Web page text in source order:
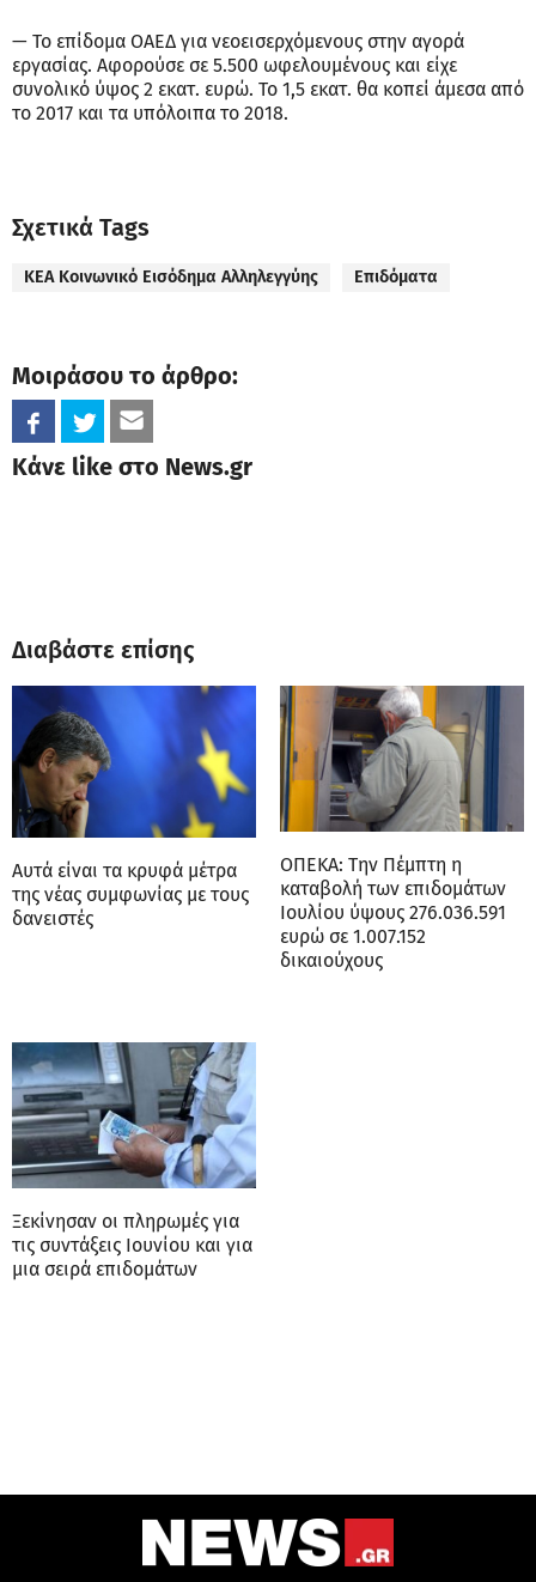
— Το επίδομα ΟΑΕΔ για νεοεισερχόμενους στην αγορά
εργασίας. Αφορούσε σε 5.500 ωφελουμένους και είχε
συνολικό ύψος 2 εκατ. ευρώ. Το 1,5 εκατ. θα κοπεί άμεσα από
το 2017 και τα υπόλοιπα το 2018.
Σχετικά Tags
ΚΕΑ Κοινωνικό Εισόδημα Αλληλεγγύης Επιδόματα
Μοιράσου το άρθρο:
Κάνε like στο News.gr
Διαβάστε επίσης
Αυτά είναι τα κρυφά μέτρα
της νέας συμφωνίας με τους
δανειστές
ΟΠΕΚΑ: Την Πέμπτη η
καταβολή των επιδομάτων
Ιουλίου ύψους 276.036.591
ευρώ σε 1.007.152
δικαιούχους
Ξεκίνησαν οι πληρωμές για
τις συντάξεις Ιουνίου και για
μια σειρά επιδομάτων